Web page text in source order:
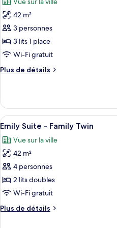
double
Chambre
Double
lit
double
les
photos
pour
ce
type
chambre :
Triple
42 m²
3 personnes
3 lits 1 place
Wi-Fi gratuit
Plus de détails
Plus
le
type
de
chambre
Emily
Suite
Triple
Afficher
toutes
les
photos
pour
ce
type
chambre :
5
Emily Suite - Family Twin
Vue sur la ville
42 m²
4 personnes
2 lits doubles
Wi-Fi gratuit
Plus de détails
Plus